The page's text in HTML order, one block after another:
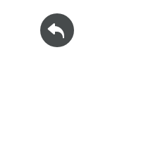
回上一頁